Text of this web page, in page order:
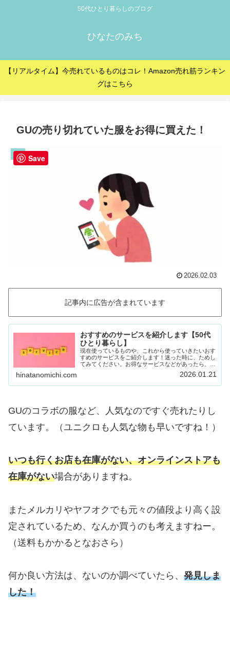
50代ひとり暮らしのブログ
ひなたのみち
【リアルタイム】今売れているものはコレ！Amazon売れ筋ランキン
グはこちら
GUの売り切れていた服をお得に買えた！
雑記
2026.02.03
記事内に広告が含まれています
おすすめのサービスを紹介します【50代
ひとり暮らし】
現在使っているものや、これから使っていきたいおす
すめのサービスをご紹介します！迷った時に、ためし
てみてください。お得なサービスなどがあったら、随
時載せていきます！Amazon prime (アマゾンプラ
イム) 30日間の無料体験ができます。…
hinatanomichi.com 2026.01.21
GUのコラボの服など、人気なのですぐ売れたりし
ています。（ユニクロも人気な物も早いですね！）
いつも行くお店も在庫がない、オンラインストアも
在庫がない場合がありますね。
またメルカリやヤフオクでも元々の値段より高く設
定されているため、なんか買うのも考えますねー。
（送料もかかるとなおさら）
何か良い方法は、ないのか調べていたら、 発見しま
した！
Save